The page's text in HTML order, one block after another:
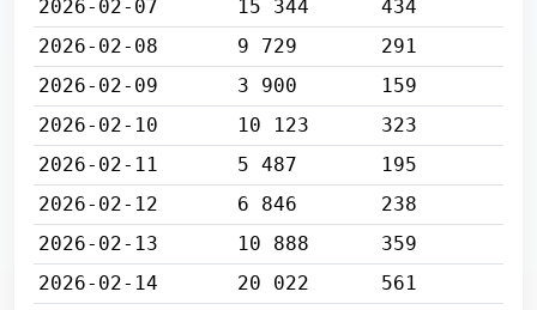
2026-02-07
15 344
434
2026-02-08
9 729
291
2026-02-09
3 900
159
2026-02-10
10 123
323
2026-02-11
5 487
195
2026-02-12
6 846
238
2026-02-13
10 888
359
2026-02-14
20 022
561